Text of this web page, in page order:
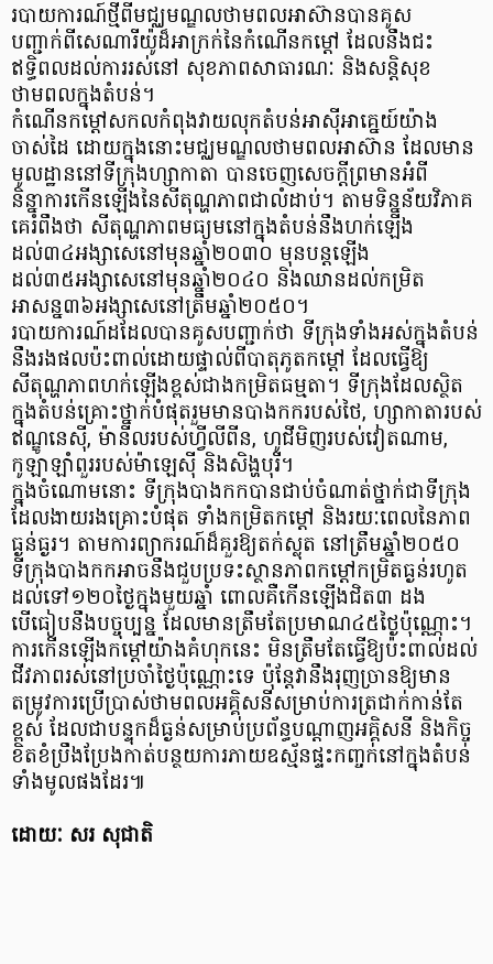
របាយការណ៍ថ្មីពីមជ្ឈមណ្ឌលថាមពលអាស៊ានបានគូស
បញ្ជាក់ពីសេណារីយ៉ូដ៏អាក្រក់នៃកំណើនកម្ដៅ ដែលនឹងជះ
ឥទ្ធិពលដល់ការរស់នៅ សុខភាពសាធារណៈ និងសន្តិសុខ
ថាមពលក្នុងតំបន់។
កំណើនកម្ដៅសកលកំពុងវាយលុកតំបន់អាស៊ីអាគ្នេយ៍យ៉ាង
ចាស់ដៃ ដោយក្នុងនោះមជ្ឈមណ្ឌលថាមពលអាស៊ាន ដែលមាន
មូលដ្ឋាននៅទីក្រុងហ្សាកាតា បានចេញសេចក្តីព្រមានអំពី
និន្នាការកើនឡើងនៃសីតុណ្ហភាពជាលំដាប់។ តាមទិន្នន័យវិភាគ
គេរំពឹងថា សីតុណ្ហភាពមធ្យមនៅក្នុងតំបន់នឹងហក់ឡើង
ដល់៣៤អង្សាសេនៅមុនឆ្នាំ២០៣០ មុនបន្តឡើង
ដល់៣៥អង្សាសេនៅមុនឆ្នាំ២០៤០ និងឈានដល់កម្រិត
អាសន្ន៣៦អង្សាសេនៅត្រឹមឆ្នាំ២០៥០។
របាយការណ៍ដដែលបានគូសបញ្ជាក់ថា ទីក្រុងទាំងអស់ក្នុងតំបន់
នឹងរងផលប៉ះពាល់ដោយផ្ទាល់ពីបាតុភូតកម្ដៅ ដែលធ្វើឱ្យ
សីតុណ្ហភាពហក់ឡើងខ្ពស់ជាងកម្រិតធម្មតា។ ទីក្រុងដែលស្ថិត
ក្នុងតំបន់គ្រោះថ្នាក់បំផុតរួមមានបាងកករបស់ថៃ, ហ្សាកាតារបស់
ឥណ្ឌូនេស៊ី, ម៉ានីលរបស់ហ្វីលីពីន, ហូជីមិញរបស់វៀតណាម,
កូឡាឡាំពួររបស់ម៉ាឡេស៊ី និងសិង្ហបុរី។
ក្នុងចំណោមនោះ ទីក្រុងបាងកកបានជាប់ចំណាត់ថ្នាក់ជាទីក្រុង
ដែលងាយរងគ្រោះបំផុត ទាំងកម្រិតកម្ដៅ និងរយៈពេលនៃភាព
ធ្ងន់ធ្ងរ។ តាមការព្យាករណ៍ដ៏គួរឱ្យតក់ស្លុត នៅត្រឹមឆ្នាំ២០៥០
ទីក្រុងបាងកកអាចនឹងជួបប្រទះស្ថានភាពកម្ដៅកម្រិតធ្ងន់រហូត
ដល់ទៅ១២០ថ្ងៃក្នុងមួយឆ្នាំ ពោលគឺកើនឡើងជិត៣ ដង
បើធៀបនឹងបច្ចុប្បន្ន ដែលមានត្រឹមតែប្រមាណ៤៥ថ្ងៃប៉ុណ្ណោះ។
ការកើនឡើងកម្ដៅយ៉ាងគំហុកនេះ មិនត្រឹមតែធ្វើឱ្យប៉ះពាល់ដល់
ជីវភាពរស់នៅប្រចាំថ្ងៃប៉ុណ្ណោះទេ ប៉ុន្តែវានឹងរុញច្រានឱ្យមាន
តម្រូវការប្រើប្រាស់ថាមពលអគ្គិសនីសម្រាប់ការត្រជាក់កាន់តែ
ខ្ពស់ ដែលជាបន្ទុកដ៏ធ្ងន់សម្រាប់ប្រព័ន្ធបណ្ដាញអគ្គិសនី និងកិច្ច
ខិតខំប្រឹងប្រែងកាត់បន្ថយការភាយឧស្ម័នផ្ទះកញ្ចក់នៅក្នុងតំបន់
ទាំងមូលផងដែរ៕
ដោយៈ សរ សុជាតិ